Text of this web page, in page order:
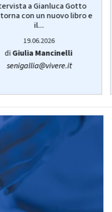
a Gianluca Gotto
con un nuovo libro e
il...
19.06.2026
diGiulia Mancinelli
senigallia@vivere.it